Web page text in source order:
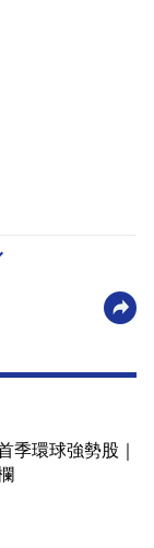
季環球強勢股｜